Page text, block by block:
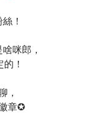
！
咪郎，
！
，
章✪